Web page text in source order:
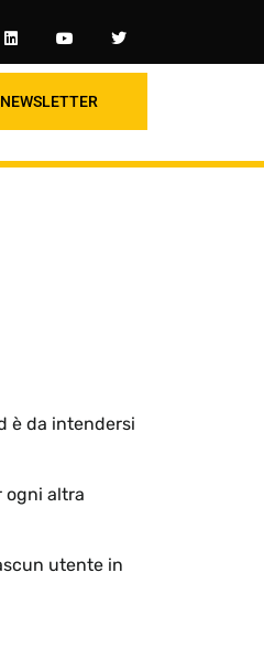
NEWSLETTER
è da intendersi
ogni altra
utente in